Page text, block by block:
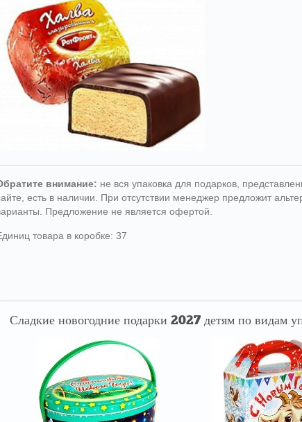
внимание: не вся упаковка для подарков,
есть в наличии. При отсутствии менеджер предложит
Предложение не является офертой.
товара в коробке: 37
Сладкие новогодние подарки 2027 детям по видам